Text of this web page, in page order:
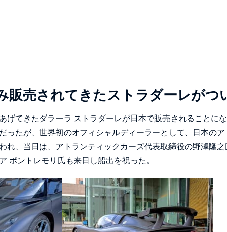
販売されてきたストラダーレがつ
げてきたダラーラ ストラダーレが日本で販売されることに
ったが、世界初のオフィシャルディーラーとして、日本の
れ、当日は、アトランティックカーズ代表取締役の野澤隆
ポントレモリ氏も来日し船出を祝った。